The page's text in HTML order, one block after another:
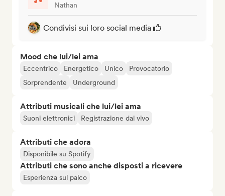
Nathan
Condivisi sui loro social media
Mood che lui/lei ama
Eccentrico Energetico Unico
Provocatorio
Sorprendente
Underground
Attributi musicali che lui/lei ama
Suoni elettronici Registrazione dal vivo
Attributi che adora
Disponibile su Spotify
Attributi che sono anche disposti a ricevere
Esperienza sul palco